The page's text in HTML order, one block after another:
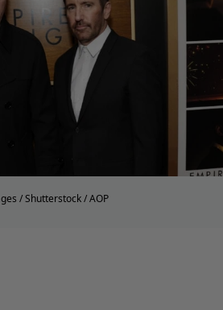
/ Shutterstock / AOP